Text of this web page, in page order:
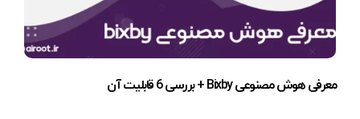
معرفی هوش مصنوعی Bixby + بررسی 6 قابلیت آن